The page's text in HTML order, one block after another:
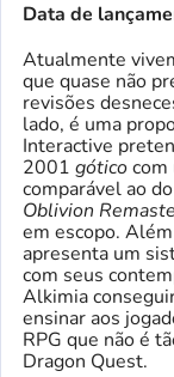
Data de
Atualmente
que quase não
revisões
lado, é uma
Interactive
2001 góticocom
comparável ao
Oblivion
em escopo.
apresenta um
com seus
Alkimia
ensinar aos
RPG que não é
Dragon Quest.